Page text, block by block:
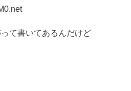
て書いてあるんだけど